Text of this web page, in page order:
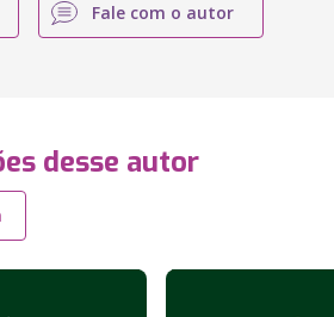
Fale com o autor
desse autor